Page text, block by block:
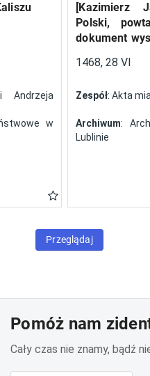
Andrzeja
w
[Kazimierz
Polski,
dokument
Szczekocin,
1468, 28 VI
Zespół: Akta
Archiwum:
Lublinie
Przeglądaj
Pomóż nam
Cały czas nie znamy, bądź